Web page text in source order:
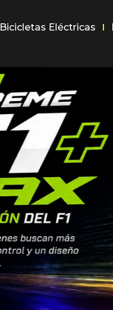
Bicicletas Eléctricas